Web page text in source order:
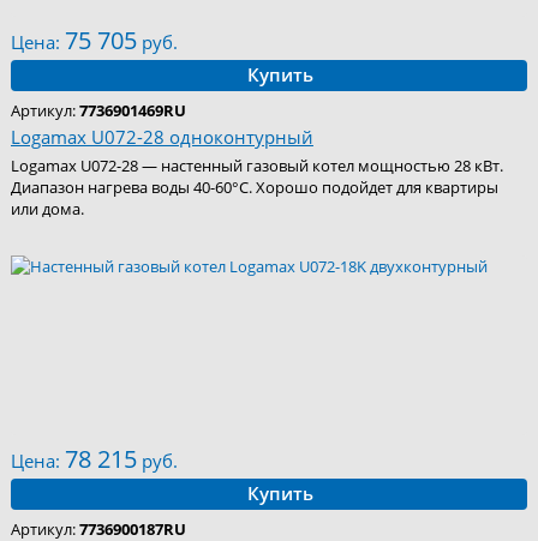
Цена: 75 705руб.
Купить
Артикул:7736901469RU
Logamax U072-28 одноконтурный
Logamax U072-28 — настенный газовый котел мощностью 28 кВт.
Диапазон нагрева воды 40-60°С. Хорошо подойдет для квартиры
или дома.
Цена: 78 215руб.
Купить
Артикул:7736900187RU